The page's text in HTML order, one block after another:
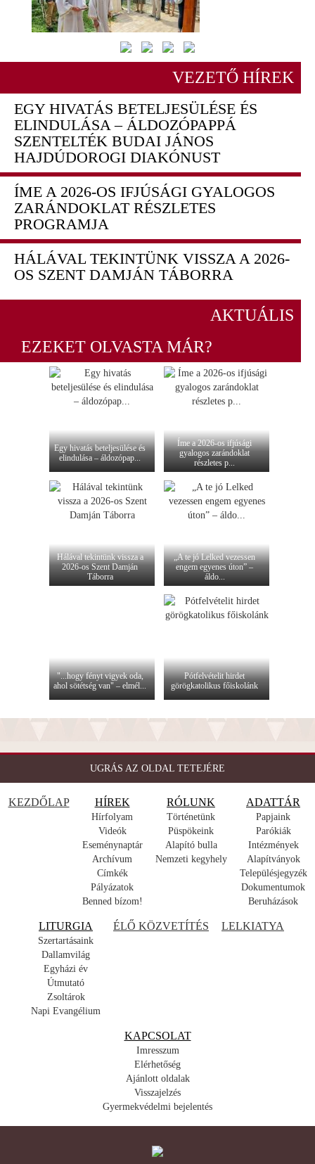
VEZETŐ HÍREK
EGY HIVATÁS BETELJESÜLÉSE ÉS
ELINDULÁSA – ÁLDOZÓPAPPÁ
SZENTELTÉK BUDAI JÁNOS
HAJDÚDOROGI DIAKÓNUST
ÍME A 2026-OS IFJÚSÁGI GYALOGOS
ZARÁNDOKLAT RÉSZLETES
PROGRAMJA
HÁLÁVAL TEKINTÜNK VISSZA A 2026-
OS SZENT DAMJÁN TÁBORRA
AKTUÁLIS
EZEKET OLVASTA MÁR?
Egy hivatás beteljesülése és
elindulása – áldozópap...
Íme a 2026-os ifjúsági
gyalogos zarándoklat
részletes p...
Hálával tekintünk vissza a
2026-os Szent Damján
Táborra
„A te jó Lelked vezessen
engem egyenes úton” –
áldo...
"...hogy fényt vigyek oda,
ahol sötétség van" – elmél...
Pótfelvételit hirdet
görögkatolikus főiskolánk
UGRÁS AZ OLDAL TETEJÉRE
KEZDŐLAP HÍREK
Hírfolyam
Videók
Eseménynaptár
Archívum
Címkék
Pályázatok
Benned bízom!
RÓLUNK
Történetünk
Püspökeink
Alapító bulla
Nemzeti kegyhely
ADATTÁR
Papjaink
Parókiák
Intézmények
Alapítványok
Településjegyzék
Dokumentumok
Beruházások
LITURGIA
Szertartásaink
Dallamvilág
Egyházi év
Útmutató
Zsoltárok
Napi Evangélium
ÉLŐ KÖZVETÍTÉS LELKIATYA
KAPCSOLAT
Imresszum
Elérhetőség
Ajánlott oldalak
Visszajelzés
Gyermekvédelmi bejelentés